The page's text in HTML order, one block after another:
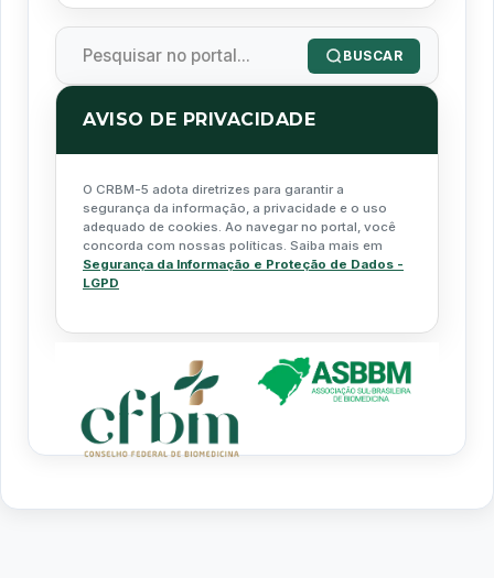
BUSCAR
AVISO DE PRIVACIDADE
O CRBM-5 adota diretrizes para garantir a
segurança da informação, a privacidade e o uso
adequado de cookies. Ao navegar no portal, você
concorda com nossas políticas. Saiba mais em
Segurança da Informação e Proteção de Dados -
LGPD